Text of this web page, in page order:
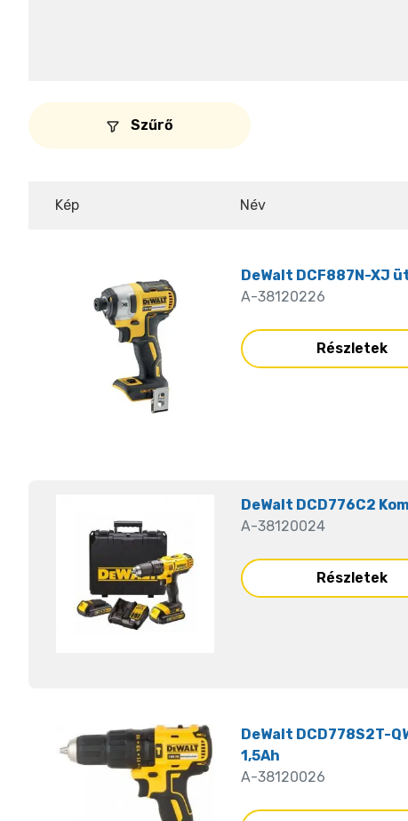
Szűrő
Kép Név
DeWalt DCF887N-XJ
A-38120226
Részletek
DeWalt DCD776C2
A-38120024
Részletek
DeWalt DCD778S2T-
1,5Ah
A-38120026